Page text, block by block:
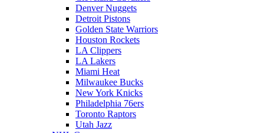
Denver Nuggets
Detroit Pistons
Golden State Warriors
Houston Rockets
LA Clippers
LA Lakers
Miami Heat
Milwaukee Bucks
New York Knicks
Philadelphia 76ers
Toronto Raptors
Utah Jazz